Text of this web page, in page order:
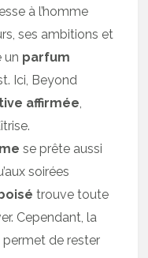
à l’homme
ses ambitions et
un parfum
Ici, Beyond
affirmée,
se prête aussi
soirées
trouve toute
Cependant, la
permet de rester